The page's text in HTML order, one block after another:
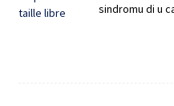
sindromu di u